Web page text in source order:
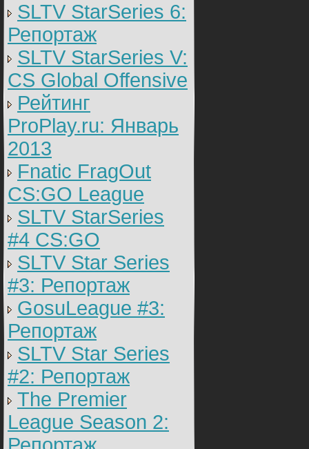
SLTV StarSeries 6:
Репортаж
SLTV StarSeries V:
CS Global Offensive
Рейтинг
ProPlay.ru: Январь
2013
Fnatic FragOut
CS:GO League
SLTV StarSeries
#4 CS:GO
SLTV Star Series
#3: Репортаж
GosuLeague #3:
Репортаж
SLTV Star Series
#2: Репортаж
The Premier
League Season 2: